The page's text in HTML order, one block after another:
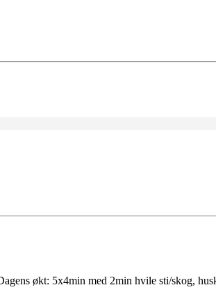
økt: 5x4min med 2min hvile sti/skog,